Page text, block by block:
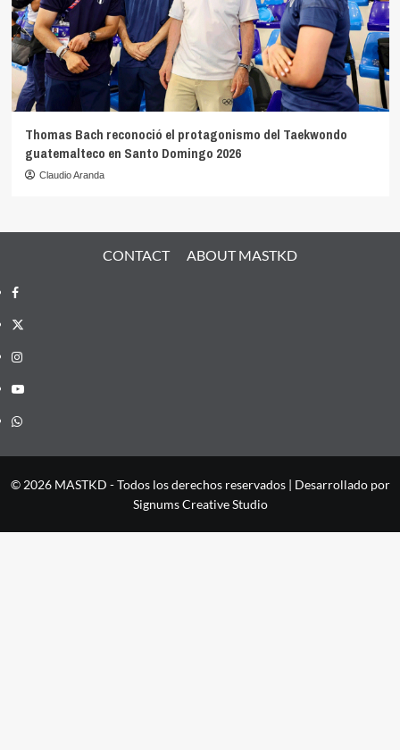
Thomas Bach reconoció el protagonismo del Taekwondo
guatemalteco en Santo Domingo 2026
Claudio Aranda
CONTACT ABOUT MASTKD
Facebook
X
Instagram
YouTube
Whatsapp